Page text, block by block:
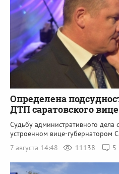
Определена
ДТП саратовского
Судьбу административного дела
устроенном вице-губернатором
7 августа 14:48
11138 5